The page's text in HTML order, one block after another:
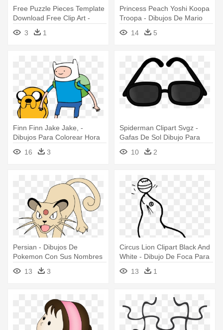
Free Puzzle Pieces Template
Download Free Clip Art -
Plantilla De Rompecabezas
Para Power Point
3 1
Princess Peach Yoshi Koopa
Troopa - Dibujos De Mario
Bross Para Colorear
14 5
Finn Finn Jake Jake, -
Dibujos Para Colorear Hora
De Aventura
16 3
Spiderman Clipart Svgz -
Gafas De Sol Dibujo Para
10 2
Persian - Dibujos De
Pokemon Con Sus Nombres
Para Colorear
13 3
Circus Lion Clipart Black And
White - Dibujo De Foca Para
13 1